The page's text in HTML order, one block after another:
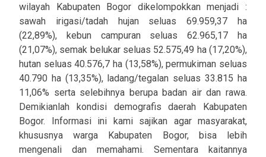
wilayah Kabupaten Bogor dikelompokkan menjadi :
sawah irigasi/tadah hujan seluas 69.959,37 ha
(22,89%), kebun campuran seluas 62.965,17 ha
(21,07%), semak belukar seluas 52.575,49 ha (17,20%),
hutan seluas 40.576,7 ha (13,58%), permukiman seluas
40.790 ha (13,35%), ladang/tegalan seluas 33.815 ha
11,06% serta selebihnya berupa badan air dan rawa.
Demikianlah kondisi demografis daerah Kabupaten
Bogor. Informasi ini kami sajikan agar masyarakat,
khususnya warga Kabupaten Bogor, bisa lebih
mengenali dan memahami. Sementara kaitannya